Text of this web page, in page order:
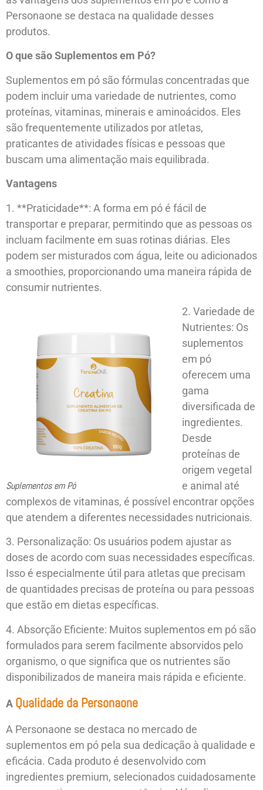
Personaone se destaca na qualidade desses
produtos.
O que são Suplementos em Pó?
Suplementos em pó são fórmulas concentradas que
podem incluir uma variedade de nutrientes, como
proteínas, vitaminas, minerais e aminoácidos. Eles
são frequentemente utilizados por atletas,
praticantes de atividades físicas e pessoas que
buscam uma alimentação mais equilibrada.
Vantagens
1. **Praticidade**: A forma em pó é fácil de
transportar e preparar, permitindo que as pessoas os
incluam facilmente em suas rotinas diárias. Eles
podem ser misturados com água, leite ou adicionados
a smoothies, proporcionando uma maneira rápida de
consumir nutrientes.
Suplementos em Pó
2. Variedade de
Nutrientes: Os
suplementos
em pó
oferecem uma
gama
diversificada de
ingredientes.
Desde
proteínas de
origem vegetal
e animal até
complexos de vitaminas, é possível encontrar opções
que atendem a diferentes necessidades nutricionais.
3. Personalização: Os usuários podem ajustar as
doses de acordo com suas necessidades específicas.
Isso é especialmente útil para atletas que precisam
de quantidades precisas de proteína ou para pessoas
que estão em dietas específicas.
4. Absorção Eficiente: Muitos suplementos em pó são
formulados para serem facilmente absorvidos pelo
organismo, o que significa que os nutrientes são
disponibilizados de maneira mais rápida e eficiente.
A Qualidade da Personaone
A Personaone se destaca no mercado de
suplementos em pó pela sua dedicação à qualidade e
eficácia. Cada produto é desenvolvido com
ingredientes premium, selecionados cuidadosamente